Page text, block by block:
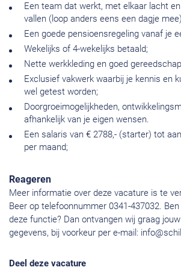
Een team dat werkt, met elkaar lacht
vallen (loop anders eens een dagje
Een goede pensioensregeling vanaf je
Wekelijks of 4-wekelijks betaald;
Nette werkkleding en goed
Exclusief vakwerk waarbij je kennis en
wel getest worden;
Doorgroeimogelijkheden,
afhankelijk van je eigen wensen.
Een salaris van € 2788,- (starter) tot
per maand;
Reageren
Meer informatie over deze vacature is te
Beer op telefoonnummer 0341-437032.
deze functie? Dan ontvangen wij graag
gegevens, bij voorkeur per e-mail:
Deel deze vacature